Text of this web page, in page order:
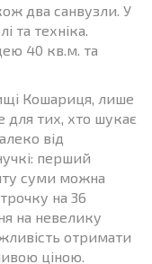
два санвузли. У
та техніка.
40 кв.м. та
Кошариця, лише
для тих, хто шукає
від
перший
суми можна
на 36
на невелику
отримати
ціною.